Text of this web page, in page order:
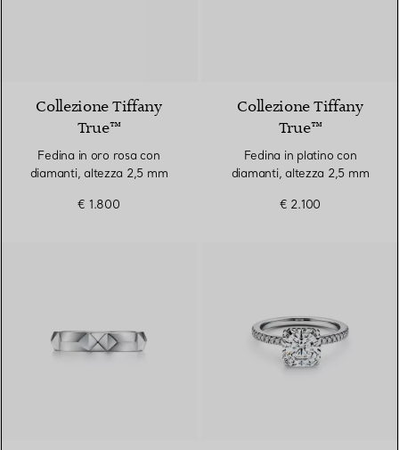
Collezione Tiffany
True™
Fedina in oro rosa con
diamanti, altezza 2,5 mm
€ 1.800
Collezione Tiffany
True™
Fedina in platino con
diamanti, altezza 2,5 mm
€ 2.100